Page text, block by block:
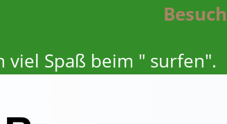
viel Spaß beim " surfen".